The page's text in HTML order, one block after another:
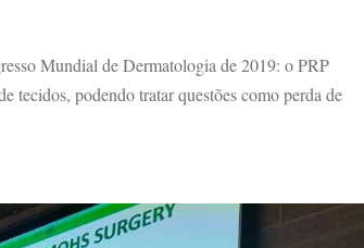
Mundial de Dermatologia de 2019: o PRP
tecidos, podendo tratar questões como perda de